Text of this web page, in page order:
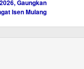
Gaungkan
Isen Mulang